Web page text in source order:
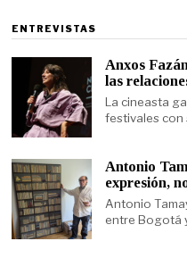
ENTREVISTAS
Anxos
las
La cineasta
festivales con
Antonio
expresión,
Antonio
entre Bogotá